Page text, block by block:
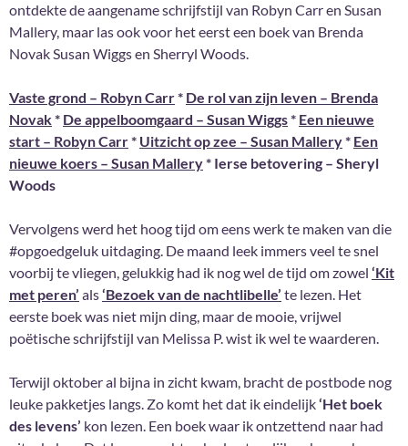
ontdekte de aangename schrijfstijl van Robyn Carr en Susan
Mallery, maar las ook voor het eerst een boek van Brenda
Novak Susan Wiggs en Sherryl Woods.
Vaste grond – Robyn Carr* De rol van zijn leven – Brenda
Novak* De appelboomgaard – Susan Wiggs* Een nieuwe
start – Robyn Carr* Uitzicht op zee – Susan Mallery* Een
nieuwe koers – Susan Mallery* Ierse betovering – Sheryl
Woods
Vervolgens werd het hoog tijd om eens werk te maken van die
#opgoedgeluk uitdaging. De maand leek immers veel te snel
voorbij te vliegen, gelukkig had ik nog wel de tijd om zowel ‘Kit
met peren’ als‘Bezoek van de nachtlibelle’ te lezen. Het
eerste boek was niet mijn ding, maar de mooie, vrijwel
poëtische schrijfstijl van Melissa P. wist ik wel te waarderen.
Terwijl oktober al bijna in zicht kwam, bracht de postbode nog
leuke pakketjes langs. Zo komt het dat ik eindelijk‘Het boek
des levens’ kon lezen. Een boek waar ik ontzettend naar had